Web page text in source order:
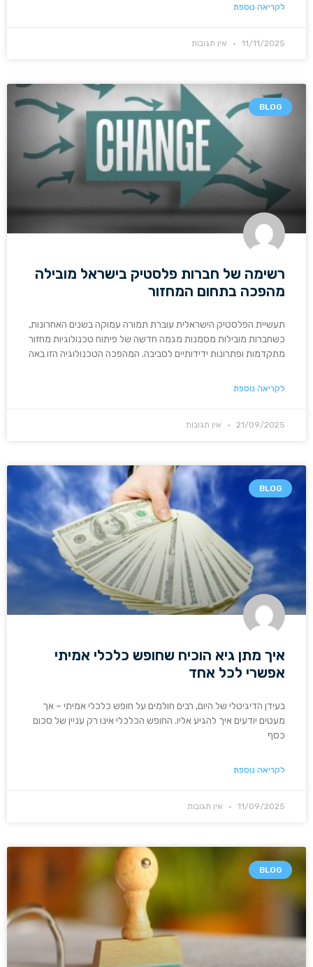
לקריאה נוספת
11/11/2025 אין תגובות
BLOG
רשימה של חברות פלסטיק בישראל מובילה
מהפכה בתחום המחזור
תעשיית הפלסטיק הישראלית עוברת תמורה עמוקה בשנים האחרונות,
כשחברות מובילות מסמנות מגמה חדשה של פיתוח טכנולוגיות מחזור
מתקדמות ופתרונות ידידותיים לסביבה. המהפכה הטכנולוגיה הזו באה
לקריאה נוספת
21/09/2025 אין תגובות
BLOG
איך מתן גיא הוכיח שחופש כלכלי אמיתי
אפשרי לכל אחד
בעידן הדיגיטלי של היום, רבים חולמים על חופש כלכלי אמיתי – אך
מעטים יודעים איך להגיע אליו. החופש הכלכלי אינו רק עניין של סכום
כסף
לקריאה נוספת
11/09/2025 אין תגובות
BLOG